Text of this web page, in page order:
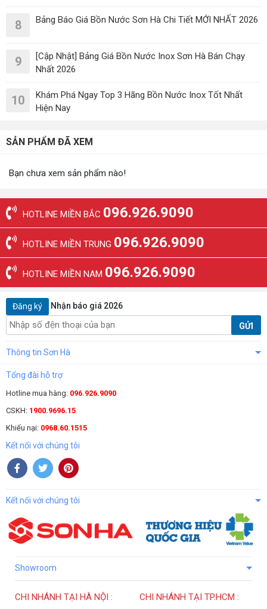
8 Bảng Báo Giá Bồn Nước Sơn Hà Chi Tiết MỚI NHẤT 2026
9
[Cập Nhật] Bảng Giá Bồn Nước Inox Sơn Hà Bán Chạy
Nhất 2026
10
Khám Phá Ngay Top 3 Hãng Bồn Nước Inox Tốt Nhất
Hiện Nay
SẢN PHẨM ĐÃ XEM
Bạn chưa xem sản phẩm nào!
HOTLINE MIỀN BẮC 096.926.9090
HOTLINE MIỀN TRUNG 096.926.9090
HOTLINE MIỀN NAM 096.926.9090
Đăng ký Nhận báo giá 2026
GỬI
Thông tin Sơn Hà
Tổng đài hỗ trợ
Hotline mua hàng: 096.926.9090
CSKH: 1900.9696.15
Khiếu nại: 0968.60.1515
Kết nối với chúng tôi
Kết nối với chúng tôi
Showroom
CHI NHÁNH TẠI HÀ NỘI :
CHI NHÁNH TẠI TP.HCM :